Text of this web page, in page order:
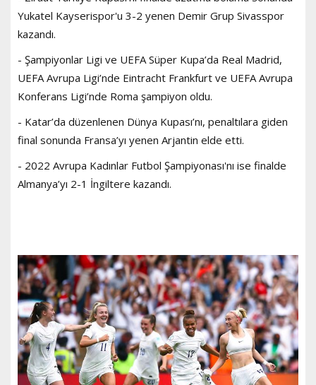
Yukatel Kayserispor'u 3-2 yenen Demir Grup Sivasspor
kazandı.
- Şampiyonlar Ligi ve UEFA Süper Kupa’da Real Madrid,
UEFA Avrupa Ligi’nde Eintracht Frankfurt ve UEFA Avrupa
Konferans Ligi’nde Roma şampiyon oldu.
- Katar’da düzenlenen Dünya Kupası’nı, penaltılara giden
final sonunda Fransa’yı yenen Arjantin elde etti.
- 2022 Avrupa Kadınlar Futbol Şampiyonası'nı ise finalde
Almanya’yı 2-1 İngiltere kazandı.